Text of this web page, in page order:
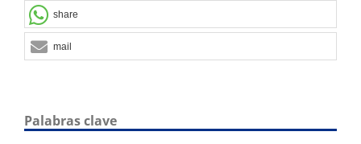
share
mail
Palabras clave